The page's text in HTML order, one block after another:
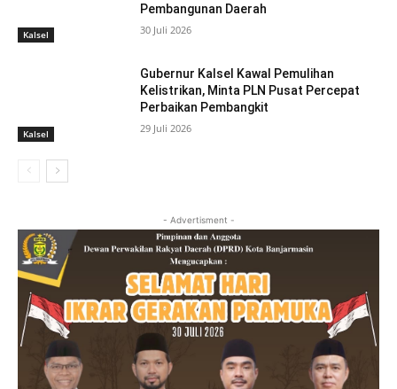
Kalsel
Pembangunan Daerah
30 Juli 2026
Kalsel
Gubernur Kalsel Kawal Pemulihan
Kelistrikan, Minta PLN Pusat Percepat
Perbaikan Pembangkit
29 Juli 2026
- Advertisment -